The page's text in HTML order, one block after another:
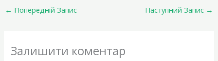
← Попередній Запис Наступний Запис →
Залишити коментар